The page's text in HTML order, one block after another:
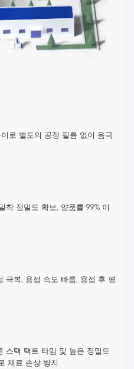
로 별도의 공정 필름 없이 음극
착 정밀도 확보, 양품률 99% 이
극복, 용접 속도 빠름, 용접 후 평
스택 택트 타임 및 높은 정밀도
재료 손상 방지